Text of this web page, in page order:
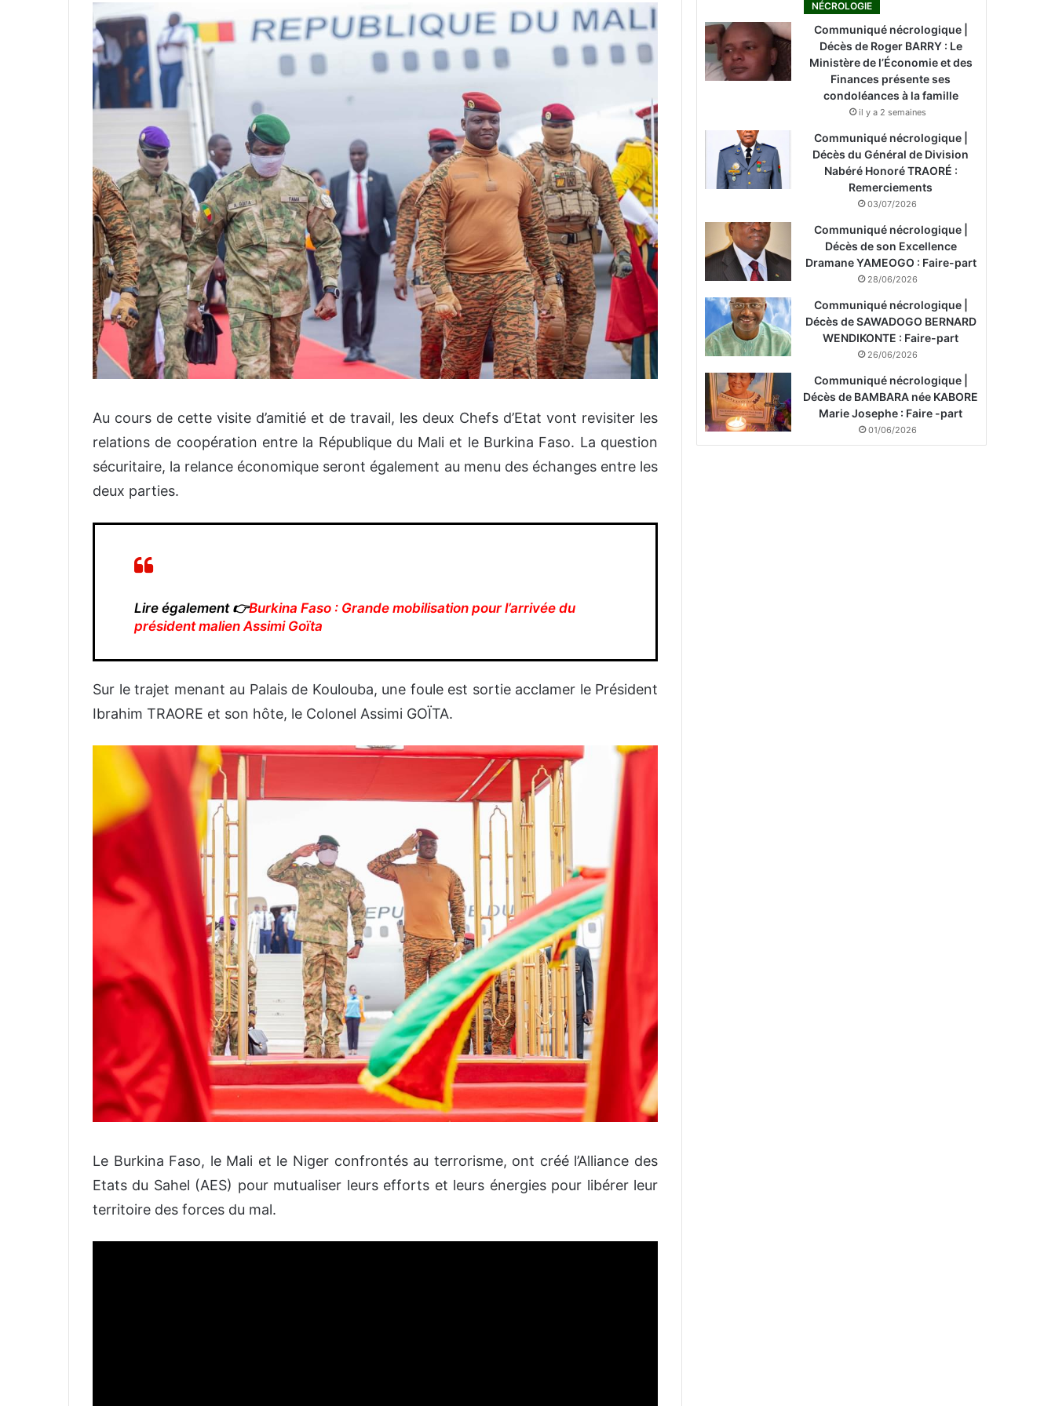
Au cours de cette visite d’amitié et de travail, les deux Chefs d’Etat vont revisiter les
relations de coopération entre la République du Mali et le Burkina Faso. La question
sécuritaire, la relance économique seront également au menu des échanges entre les
deux parties.
Lire également 👉Burkina Faso : Grande mobilisation pour l’arrivée du
président malien Assimi Goïta
Sur le trajet menant au Palais de Koulouba, une foule est sortie acclamer le Président
Ibrahim TRAORE et son hôte, le Colonel Assimi GOÏTA.
Le Burkina Faso, le Mali et le Niger confrontés au terrorisme, ont créé l’Alliance des
Etats du Sahel (AES) pour mutualiser leurs efforts et leurs énergies pour libérer leur
territoire des forces du mal.
NÉCROLOGIE
Communiqué nécrologique |
Décès de Roger BARRY : Le
Ministère de l’Économie et des
Finances présente ses
condoléances à la famille
il y a 2 semaines
Communiqué nécrologique |
Décès du Général de Division
Nabéré Honoré TRAORÉ :
Remerciements
03/07/2026
Communiqué nécrologique |
Décès de son Excellence
Dramane YAMEOGO : Faire-part
28/06/2026
Communiqué nécrologique |
Décès de SAWADOGO BERNARD
WENDIKONTE : Faire-part
26/06/2026
Communiqué nécrologique |
Décès de BAMBARA née KABORE
Marie Josephe : Faire -part
01/06/2026